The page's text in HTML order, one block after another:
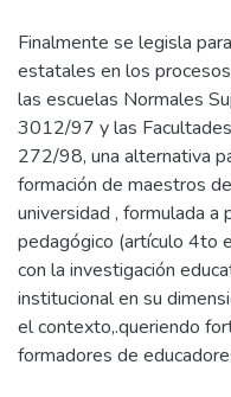
Finalmente se legisla
estatales en los
las escuelas Normales
3012/97 y las
272/98, una alternativa
formación de maestros
universidad , formulada
pedagógico (artículo 4to
con la investigación
institucional en su
el contexto,.queriendo
formadores de